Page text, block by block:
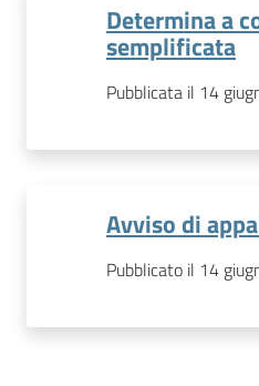
Determina a
semplificata
Pubblicata il 14
Avviso di
Pubblicato il 14